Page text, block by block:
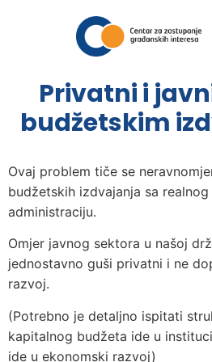
Privatni i
budžetskim
Ovaj problem tiče se
budžetskih izdvajanja sa
administraciju.
Omjer javnog sektora u našoj
jednostavno guši privatni i ne
razvoj.
(Potrebno je detaljno ispitati
kapitalnog budžeta ide u
ide u ekonomski razvoj)